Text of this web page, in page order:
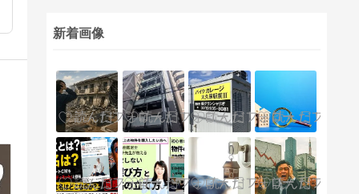
新着画像